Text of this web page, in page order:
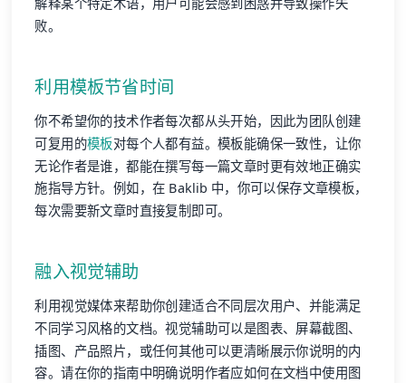
败。
利用模板节省时间
你不希望你的技术作者每次都从头开始，因此为团队创建
可复用的模板对每个人都有益。模板能确保一致性，让你
无论作者是谁，都能在撰写每一篇文章时更有效地正确实
施指导方针。例如，在 Baklib 中，你可以保存文章模板，
每次需要新文章时直接复制即可。
融入视觉辅助
利用视觉媒体来帮助你创建适合不同层次用户、并能满足
不同学习风格的文档。视觉辅助可以是图表、屏幕截图、
插图、产品照片，或任何其他可以更清晰展示你说明的内
容。请在你的指南中明确说明作者应如何在文档中使用图